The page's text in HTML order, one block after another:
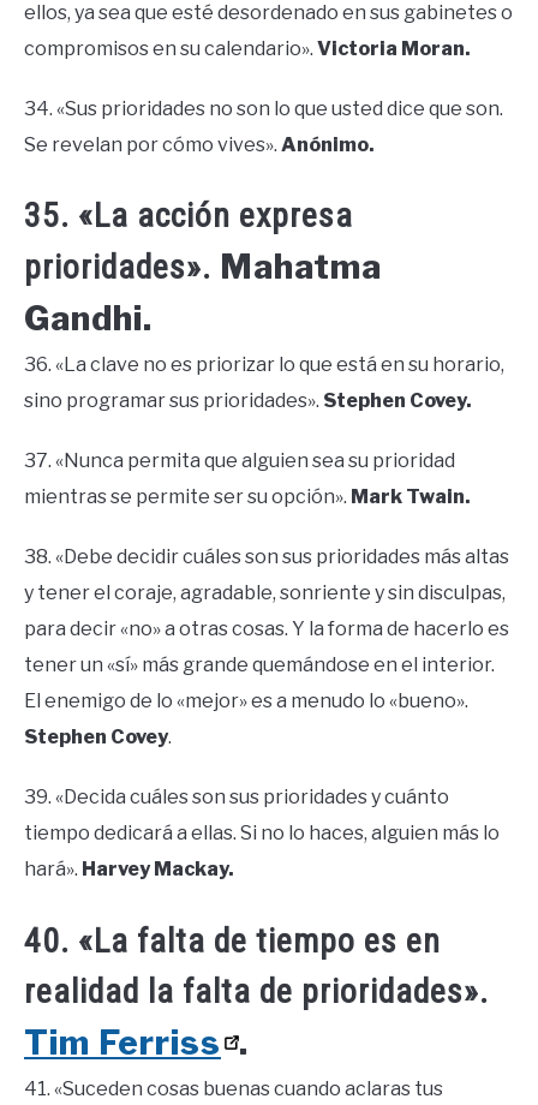
ellos, ya sea que esté desordenado en sus gabinetes o
compromisos en su calendario». Victoria Moran.
34. «Sus prioridades no son lo que usted dice que son.
Se revelan por cómo vives». Anónimo.
35. «La acción expresa
prioridades». Mahatma
Gandhi.
36. «La clave no es priorizar lo que está en su horario,
sino programar sus prioridades». Stephen Covey.
37. «Nunca permita que alguien sea su prioridad
mientras se permite ser su opción». Mark Twain.
38. «Debe decidir cuáles son sus prioridades más altas
y tener el coraje, agradable, sonriente y sin disculpas,
para decir «no» a otras cosas. Y la forma de hacerlo es
tener un «sí» más grande quemándose en el interior.
El enemigo de lo «mejor» es a menudo lo «bueno».
Stephen Covey.
39. «Decida cuáles son sus prioridades y cuánto
tiempo dedicará a ellas. Si no lo haces, alguien más lo
hará». Harvey Mackay.
40. «La falta de tiempo es en
realidad la falta de prioridades».
Tim Ferriss .
41. «Suceden cosas buenas cuando aclaras tus